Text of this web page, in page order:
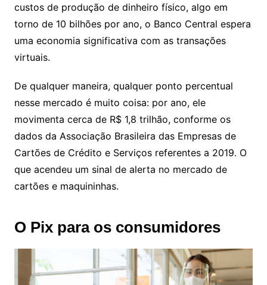
custos de produção de dinheiro físico, algo em
torno de 10 bilhões por ano, o Banco Central espera
uma economia significativa com as transações
virtuais.
De qualquer maneira, qualquer ponto percentual
nesse mercado é muito coisa: por ano, ele
movimenta cerca de R$ 1,8 trilhão, conforme os
dados da Associação Brasileira das Empresas de
Cartões de Crédito e Serviços referentes a 2019. O
que acendeu um sinal de alerta no mercado de
cartões e maquininhas.
O Pix para os consumidores